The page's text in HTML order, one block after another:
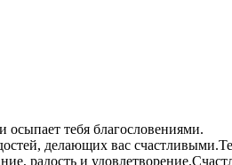
осыпает тебя благословениями.
делающих вас
радость и